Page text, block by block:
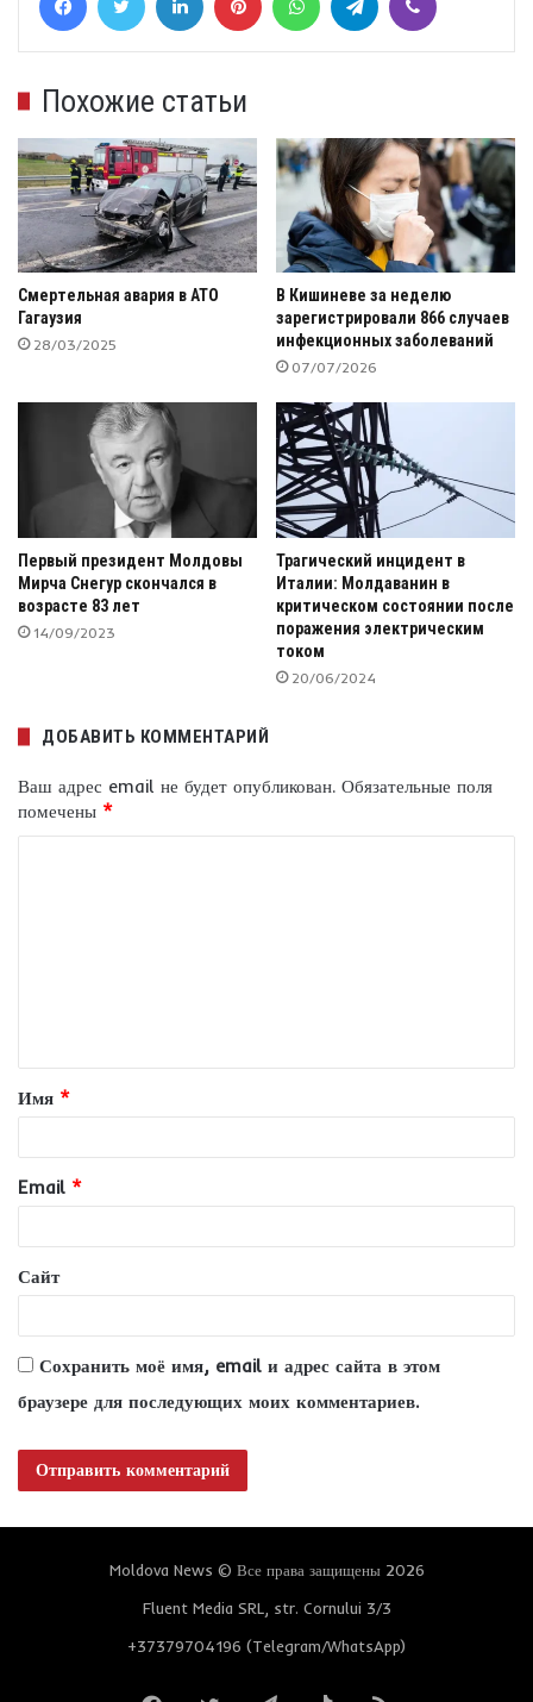
Похожие статьи
Смертельная авария в АТО
Гагаузия
28/03/2025
В Кишиневе за неделю
зарегистрировали 866 случаев
инфекционных заболеваний
07/07/2026
Первый президент Молдовы
Мирча Снегур скончался в
возрасте 83 лет
14/09/2023
Трагический инцидент в
Италии: Молдаванин в
критическом состоянии после
поражения электрическим
током
20/06/2024
ДОБАВИТЬ КОММЕНТАРИЙ
Ваш адрес email не будет опубликован. Обязательные поля
помечены *
т
а
й
*
Имя *
Email *
Сайт
Сохранить моё имя, email и адрес сайта в этом
браузере для последующих моих комментариев.
Moldova News © Все права защищены 2026
Fluent Media SRL, str. Cornului 3/3
+37379704196 (Telegram/WhatsApp)